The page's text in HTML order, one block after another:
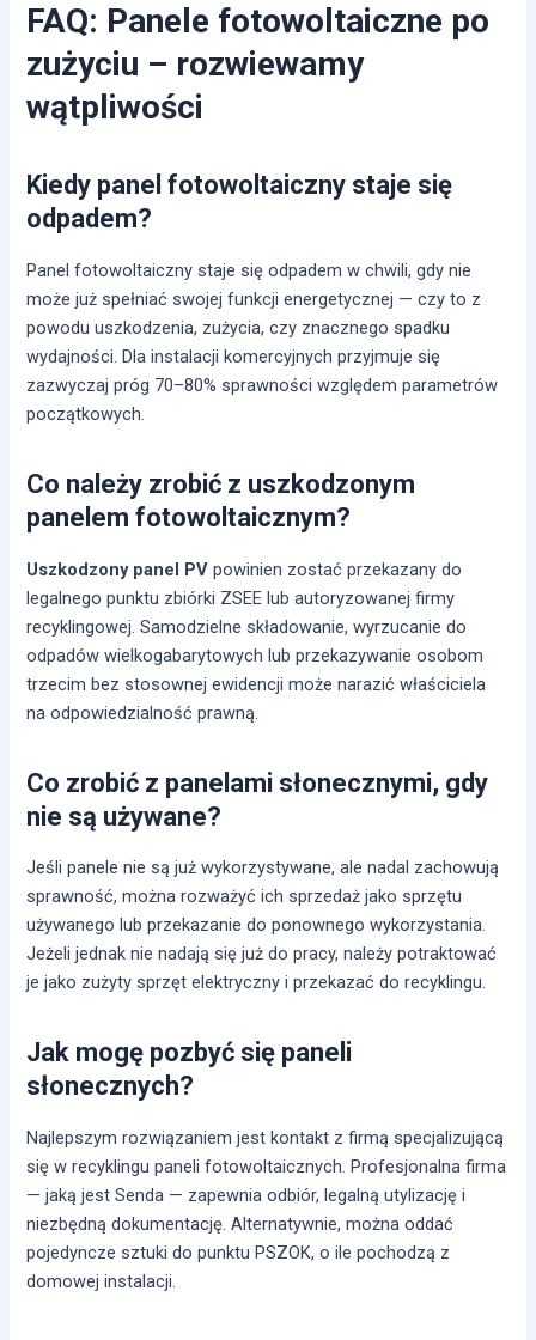
FAQ: Panele fotowoltaiczne po
zużyciu – rozwiewamy
wątpliwości
Kiedy panel fotowoltaiczny staje się
odpadem?
Panel fotowoltaiczny staje się odpadem w chwili, gdy nie
może już spełniać swojej funkcji energetycznej — czy to z
powodu uszkodzenia, zużycia, czy znacznego spadku
wydajności. Dla instalacji komercyjnych przyjmuje się
zazwyczaj próg 70–80% sprawności względem parametrów
początkowych.
Co należy zrobić z uszkodzonym
panelem fotowoltaicznym?
Uszkodzony panel PV powinien zostać przekazany do
legalnego punktu zbiórki ZSEE lub autoryzowanej firmy
recyklingowej. Samodzielne składowanie, wyrzucanie do
odpadów wielkogabarytowych lub przekazywanie osobom
trzecim bez stosownej ewidencji może narazić właściciela
na odpowiedzialność prawną.
Co zrobić z panelami słonecznymi, gdy
nie są używane?
Jeśli panele nie są już wykorzystywane, ale nadal zachowują
sprawność, można rozważyć ich sprzedaż jako sprzętu
używanego lub przekazanie do ponownego wykorzystania.
Jeżeli jednak nie nadają się już do pracy, należy potraktować
je jako zużyty sprzęt elektryczny i przekazać do recyklingu.
Jak mogę pozbyć się paneli
słonecznych?
Najlepszym rozwiązaniem jest kontakt z firmą specjalizującą
się w recyklingu paneli fotowoltaicznych. Profesjonalna firma
— jaką jest Senda — zapewnia odbiór, legalną utylizację i
niezbędną dokumentację. Alternatywnie, można oddać
pojedyncze sztuki do punktu PSZOK, o ile pochodzą z
domowej instalacji.